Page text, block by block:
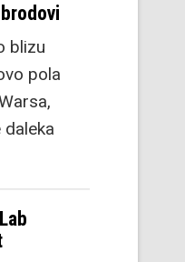
blizu
pola